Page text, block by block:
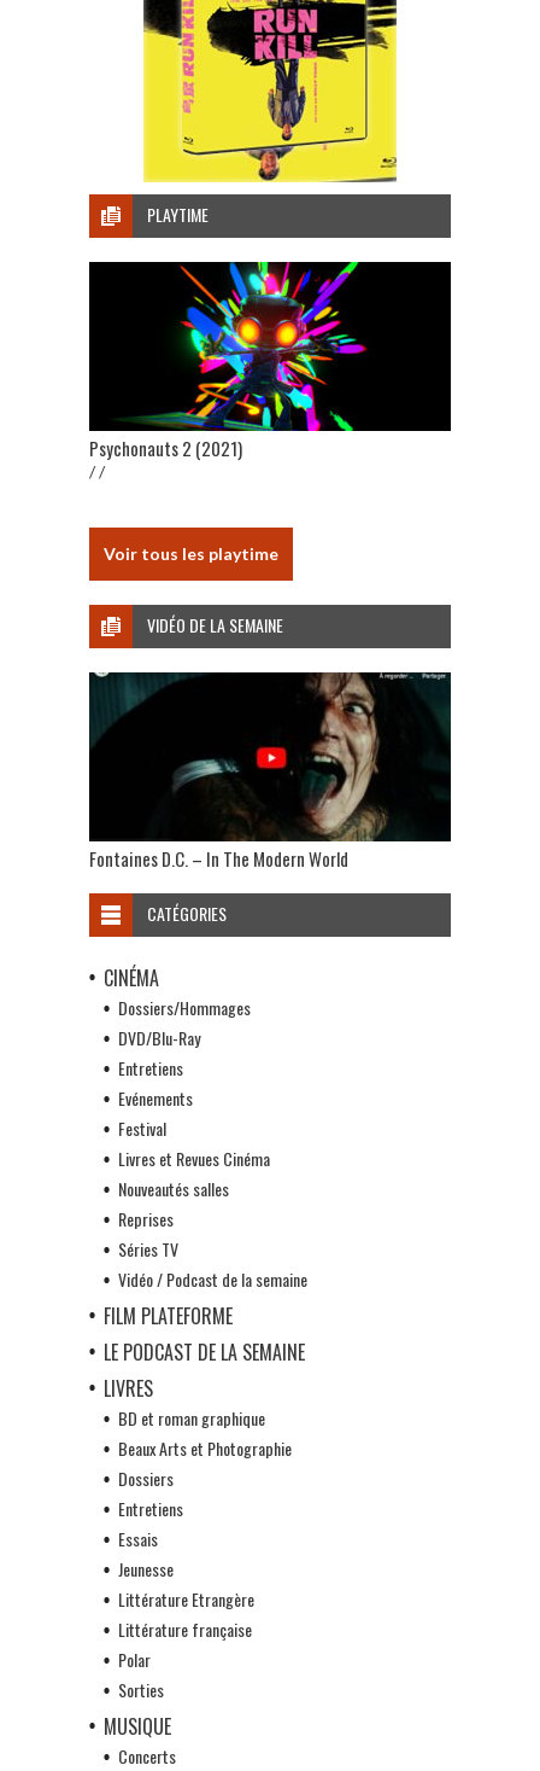
PLAYTIME
Psychonauts 2 (2021)
/ /
Voir tous les playtime
VIDÉO DE LA SEMAINE
Fontaines D.C. – In The Modern World
CATÉGORIES
CINÉMA
Dossiers/Hommages
DVD/Blu-Ray
Entretiens
Evénements
Festival
Livres et Revues Cinéma
Nouveautés salles
Reprises
Séries TV
Vidéo / Podcast de la semaine
FILM PLATEFORME
LE PODCAST DE LA SEMAINE
LIVRES
BD et roman graphique
Beaux Arts et Photographie
Dossiers
Entretiens
Essais
Jeunesse
Littérature Etrangère
Littérature française
Polar
Sorties
MUSIQUE
Concerts